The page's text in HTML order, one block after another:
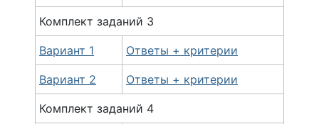
Комплект заданий 3
Вариант 1 Ответы + критерии
Вариант 2 Ответы + критерии
Комплект заданий 4